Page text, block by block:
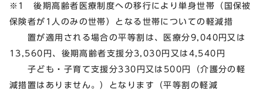
※1 後期高齢者医療制度への移行により単身世帯（国保被
保険者が1人のみの世帯）となる世帯についての軽減措
置が適用される場合の平等割は、医療分9,040円又は
13,560円、後期高齢者支援分3,030円又は4,540円
子ども・子育て支援分330円又は500円（介護分の軽
減措置はありません。）となります（平等割の軽減